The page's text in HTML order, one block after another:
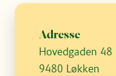
Adresse
Hovedgaden 48
9480 Løkken